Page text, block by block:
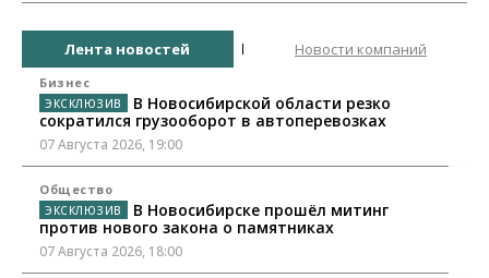
Лента новостей Новости компаний
Бизнес
В Новосибирской области резко
сократился грузооборот в автоперевозках
07 Августа 2026, 19:00
Общество
В Новосибирске прошёл митинг
против нового закона о памятниках
07 Августа 2026, 18:00